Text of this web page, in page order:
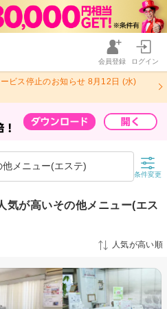
会員登録 ログイン
ビス停止のお知らせ 8月12日 (水)
メニュー(エステ)
条件変更
気が高いその他メニュー(エス
人気が高い順